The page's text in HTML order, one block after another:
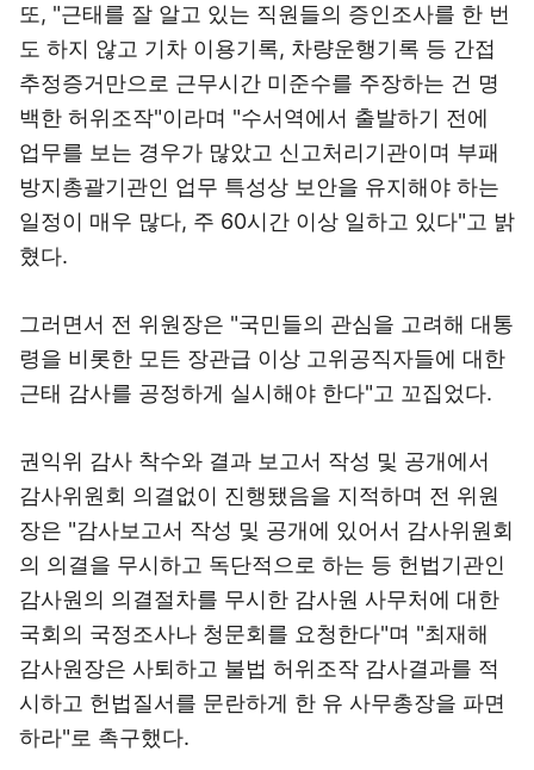
또, "근태를 잘 알고 있는 직원들의 증인조사를 한 번
도 하지 않고 기차 이용기록, 차량운행기록 등 간접
추정증거만으로 근무시간 미준수를 주장하는 건 명
백한 허위조작"이라며 "수서역에서 출발하기 전에
업무를 보는 경우가 많았고 신고처리기관이며 부패
방지총괄기관인 업무 특성상 보안을 유지해야 하는
일정이 매우 많다, 주 60시간 이상 일하고 있다"고 밝
혔다.
그러면서 전 위원장은 "국민들의 관심을 고려해 대통
령을 비롯한 모든 장관급 이상 고위공직자들에 대한
근태 감사를 공정하게 실시해야 한다"고 꼬집었다.
권익위 감사 착수와 결과 보고서 작성 및 공개에서
감사위원회 의결없이 진행됐음을 지적하며 전 위원
장은 "감사보고서 작성 및 공개에 있어서 감사위원회
의 의결을 무시하고 독단적으로 하는 등 헌법기관인
감사원의 의결절차를 무시한 감사원 사무처에 대한
국회의 국정조사나 청문회를 요청한다"며 "최재해
감사원장은 사퇴하고 불법 허위조작 감사결과를 적
시하고 헌법질서를 문란하게 한 유 사무총장을 파면
하라"로 촉구했다.